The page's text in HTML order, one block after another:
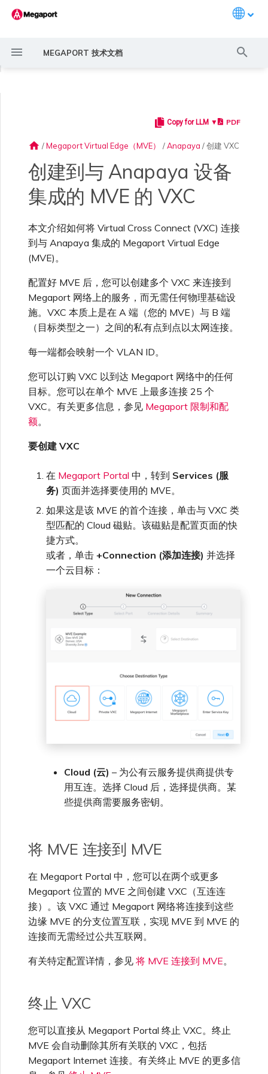
MEGAPORT 技术文档
快速开始
设置 Megaport 账户
概述
强制多重身份验证
设置单点登录
邀请用户加入账户
提供技术支持联系方式
设置财务信息
更新公司信息
登录 Megaport Portal
Megaport Portal 控制台
了解服务页面
连接到 Latitude.sh
了解位置信息
位置 ID
合作伙伴托管账户
技术规格
限制与配额
常见多云连接场景
使用 Megaport 解决方案现
作为服务提供商使用
Megaport API 管理连接
Megaport 全球网状 WAN
MACsec
IPsec
云原生 VPN 加密
高速跨云加密
订购交叉连接
订购本地环路
Port 冗余
链路聚合组（LAG）
创建 LAG
将 Port 添加到 LAG
停用 Port
创建私有 VXC
迁移 VXC
设置服务密钥
使用服务密钥创建连接
配置 Q-in-Q
更改合约 VXC 的速率
关闭 VXC 以进行故障转移测
终止 VXC
路由指南
MCR
MVE
终止 Megaport Internet 连
11:11 Systems
3DS Outscale
阿里云专线接入
AWS Direct Connect
Azure ExpressRoute
Cisco Webex
Cloudflare
Google Cloud
Latitude.sh
Oracle Cloud Infrastructure
OVHcloud
Salesforce Express
Connect
SAP
MCR
概述
3DS Outscale MCR 连接
阿里云 MCR 连接
AWS Direct Connect
Azure MCR 连接
DigitalOcean MCR 连接
Google MCR 连接
IBM Cloud Direct Link MCR
连接
OVHcloud MCR 连接
Salesforce MCR 连接
SAP HANA Enterprise
MVE
概述
Aruba SD-WAN
Aviatrix
Cisco SD-WAN
Fortinet FortiGate
Palo Alto Networks
VMware SD-WAN
MCR 高级 VLAN 与路由功能
MCR 冗余
创建 MCR
创建 MCR VXC
配置 MCR
使用数据包过滤
在 MCR 中使用 IPsec
路由过滤
路由汇总
配置 BGP 高级设置
MCR Looking Glass (路由诊
MCR 的 NAT 工作原理
MCR 私有云间互联
6WIND 授权网络功能
规划部署
创建 MVE
创建 VXC
连接 MVE
终止 MVE
终止 VXC
规划部署
创建 MVE
创建 MVE 概述
使用系统标签创建 MVE
手动创建 MVE
创建 VXC
连接 MVE
终止 MVE
规划部署
创建 MVE
创建 VXC
连接 MVE
终止 MVE
规划部署
创建 VXC
连接 MVE
终止 MVE
规划部署
创建 MVE
创建 MVE 概述
创建路由型 MVE
创建 SD-WAN MVE
使用 Cisco Meraki 创建 MVE
使用 Cisco Secure Firewall
Threat Defense Virtual 创建
MVE
创建 VXC
连接 MVE
将 MPLS 与 SDCI 集成
终止 MVE
规划部署
创建 MVE
创建 VXC
连接 MVE
终止 MVE
基于 FGSP 配置 Fortinet 防
规划部署
创建 MVE
使用 Juniper SSR 创建 MVE
创建 VXC
连接 MVE
终止 MVE
Palo Alto Networks VM-
规划部署
连接 MVE
终止 MVE
可用性
Prisma SD-WAN
Palo Alto Networks Prisma
规划部署
连接 MVE
终止 MVE
规划部署
创建 MVE
创建 VXC
连接 MVE
终止 MVE
规划部署
创建 MVE
创建 VXC
连接 MVE
终止 MVE
规划部署
创建 MVE
创建 VXC
连接 MVE
终止 MVE
设置 IX
IX 要求
AMS-IX 连接
France-IX 连接
管理 IX
编辑 IX
更改合约 IX 的速率
迁移 IX
关闭 IX
终止 IX
IX 工具与功能
MegaIX 功能概述
MegaIX Looking Glass (路由
诊断)
城域 ID
创建个人资料
Marketplace 通知
Marketplace 常见问题
监控 MCR
监控服务状态
查看会话事件日志
管理个人资料
更新公司信息
管理最短合约期续订
管理 Megaport
添加和修改用户
管理用户角色
查看操作日志
监控维护和中断事件
锁定 Megaport 服务
Megaport 授权书
Port 定价与合约条款
VXC 定价与合约条款
Megaport Internet 定价与合
约条款
IX 定价与合约条款
MCR 定价与合约条款
开通计费市场
分配财务角色
更新账单信息
信用卡付款
了解 Megaport 账单
客户现场服务
下载账单
MVE 计费
VXC、Megaport Internet 和
创建 API 密钥
管理用户
创建 Port
创建服务密钥
创建 VXC
更改 VXC 配置
创建到 AWS 的 VXC
创建到 Google Cloud 的
创建 Megaport Internet 连
创建 MCR
使用 API 创建 MCR VXC
从 MCR 创建到 Azure 的
从 MVE 创建到 AWS 的 VXC
从 MVE 创建到 Google 的
迁移 VXC 和 IX
关闭 VXC 和 IX
监控服务状态
Azure 服务密钥 API 响应字
快速开始
创建 Megaport Terraform
使用 Megaport Terraform
Provider 创建和管理服务
使用 Megaport 资源进行
Terraform 状态管理
导入现有生产服务
使用 Terraform MCP
Server（公开测试版）
Megaport Terraform
Megaport Terraform
Provider 学习资料与资源
激活 Port
订购时的错误
容量错误
Port 与 VXC
Port 或 VXC 中断或抖动
Port 或 VXC 丢包
吞吐量与性能
VXC 连接性
MCR
MCR 中断或不可用
MCR BGP 会话中断
其他 MCR 问题
MVE
MVE 中断或不可用
MVE 互联网连接
SD-WAN 管理连接
IX 连接性
IX BGP 路由
IX BGP 会话中断
云服务提供商互联地址空间
ExpressRoute 线路容量不足
Megaport Internet
创建 Juniper 私有连接
Megaport Terraform
在演示环境中测试
Megaport Portal 认证常见
X-Auth Token 弃用常见问题
单点登录（SSO）功能与使
提供调试信息以加快支持响应
联系支持
支持请求门户
了解支持请求
升级支持案例
发送反馈
网络维护
欧盟数字服务法
Copy for LLM ▼ PDF
home / Megaport Virtual Edge（MVE） / Anapaya /创建 VXC
创建到与 Anapaya 设备
集成的 MVE 的 VXC
本文介绍如何将 Virtual Cross Connect (VXC) 连接
到与 Anapaya 集成的 Megaport Virtual Edge
(MVE)。
配置好 MVE 后，您可以创建多个 VXC 来连接到
Megaport 网络上的服务，而无需任何物理基础设
施。VXC 本质上是在 A 端（您的 MVE）与 B 端
（目标类型之一）之间的私有点到点以太网连接。
每一端都会映射一个 VLAN ID。
您可以订购 VXC 以到达 Megaport 网络中的任何
目标。您可以在单个 MVE 上最多连接 25 个
VXC。有关更多信息，参见 Megaport 限制和配
额。
要创建 VXC
在 Megaport Portal 中，转到 Services (服
务) 页面并选择要使用的 MVE。
如果这是该 MVE 的首个连接，单击与 VXC 类
型匹配的 Cloud 磁贴。该磁贴是配置页面的快
捷方式。
或者，单击 +Connection (添加连接) 并选择
一个云目标：
Cloud (云) – 为公有云服务提供商提供专
用互连。选择 Cloud 后，选择提供商。某
些提供商需要服务密钥。
将 MVE 连接到 MVE
在 Megaport Portal 中，您可以在两个或更多
Megaport 位置的 MVE 之间创建 VXC（互连连
接）。该 VXC 通过 Megaport 网络将连接到这些
边缘 MVE 的分支位置互联，实现 MVE 到 MVE 的
连接而无需经过公共互联网。
有关特定配置详情，参见 将 MVE 连接到 MVE。
终止 VXC
您可以直接从 Megaport Portal 终止 VXC。终止
MVE 会自动删除其所有关联的 VXC，包括
Megaport Internet 连接。有关终止 MVE 的更多信